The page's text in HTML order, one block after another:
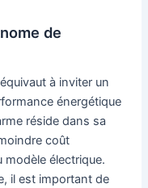
de
à inviter un
énergétique
réside dans sa
coût
électrique.
il est important de